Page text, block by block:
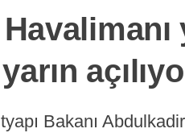
Bakanı